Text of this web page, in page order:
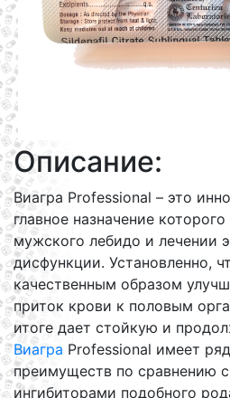
Описание:
Виагра Professional – это
главное назначение
мужского лебидо и лечении
дисфункции. Установленно,
качественным образом
приток крови к половым
итоге дает стойкую и
Виагра Professional имеет
преимуществ по сравнению
ингибиторами подобного